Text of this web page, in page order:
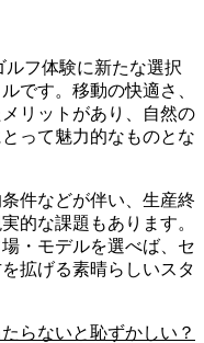
ルフ体験に新たな選択
です。移動の快適さ、
リットがあり、自然の
って魅力的なものとな
件などが伴い、生産終
的な課題もあります。
・モデルを選べば、セ
拡げる素晴らしいスタ
らないと恥ずかしい？